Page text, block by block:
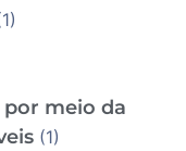
meio da
(1)